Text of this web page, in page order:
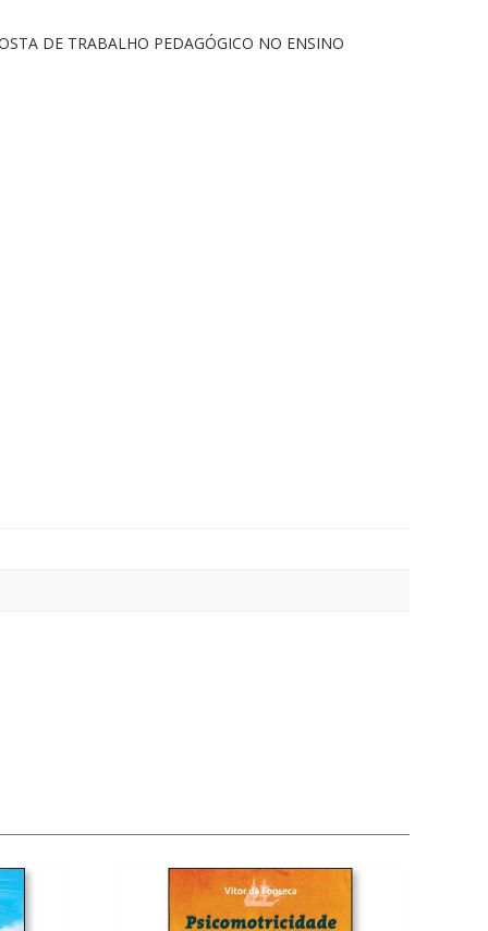
DE TRABALHO PEDAGÓGICO NO ENSINO